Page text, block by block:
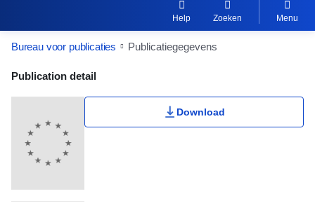
Help Zoeken Menu
Bureau voor publicaties Publicatiegegevens
Publication Detail Actions Portlet
Publication detail
Download